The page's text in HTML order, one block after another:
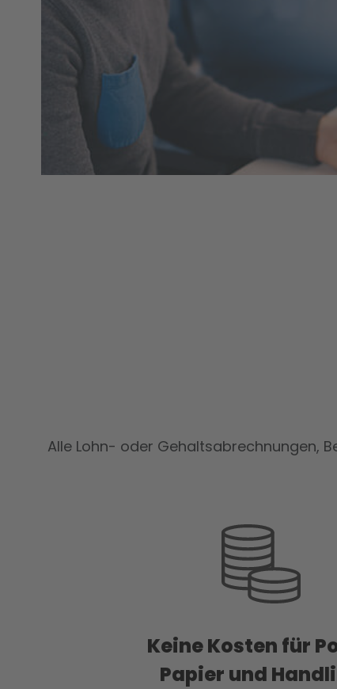
Alle Lohn- oder Gehaltsabrechnungen,
Keine Kosten für
Papier und